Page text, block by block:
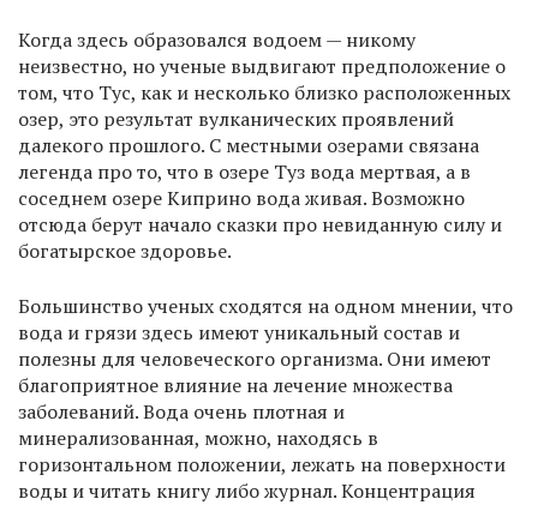
Когда здесь образовался водоем — никому
неизвестно, но ученые выдвигают предположение о
том, что Тус, как и несколько близко расположенных
озер, это результат вулканических проявлений
далекого прошлого. С местными озерами связана
легенда про то, что в озере Туз вода мертвая, а в
соседнем озере Киприно вода живая. Возможно
отсюда берут начало сказки про невиданную силу и
богатырское здоровье.
Большинство ученых сходятся на одном мнении, что
вода и грязи здесь имеют уникальный состав и
полезны для человеческого организма. Они имеют
благоприятное влияние на лечение множества
заболеваний. Вода очень плотная и
минерализованная, можно, находясь в
горизонтальном положении, лежать на поверхности
воды и читать книгу либо журнал. Концентрация